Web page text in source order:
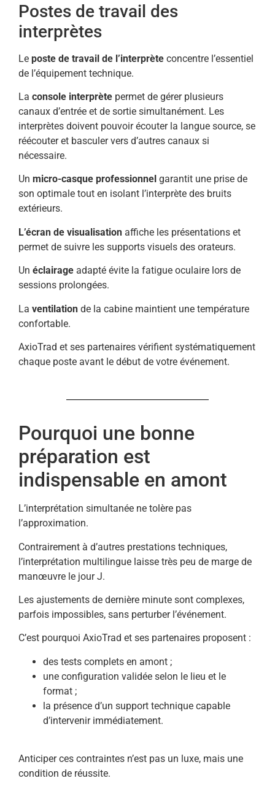
Postes de travail des
interprètes
Le poste de travail de l’interprète concentre l’essentiel
de l’équipement technique.
La console interprète permet de gérer plusieurs
canaux d’entrée et de sortie simultanément. Les
interprètes doivent pouvoir écouter la langue source, se
réécouter et basculer vers d’autres canaux si
nécessaire.
Un micro-casque professionnel garantit une prise de
son optimale tout en isolant l’interprète des bruits
extérieurs.
L’écran de visualisation affiche les présentations et
permet de suivre les supports visuels des orateurs.
Un éclairage adapté évite la fatigue oculaire lors de
sessions prolongées.
La ventilation de la cabine maintient une température
confortable.
AxioTrad et ses partenaires vérifient systématiquement
chaque poste avant le début de votre événement.
Pourquoi une bonne
préparation est
indispensable en amont
L’interprétation simultanée ne tolère pas
l’approximation.
Contrairement à d’autres prestations techniques,
l’interprétation multilingue laisse très peu de marge de
manœuvre le jour J.
Les ajustements de dernière minute sont complexes,
parfois impossibles, sans perturber l’événement.
C’est pourquoi AxioTrad et ses partenaires proposent :
des tests complets en amont ;
une configuration validée selon le lieu et le
format ;
la présence d’un support technique capable
d’intervenir immédiatement.
Anticiper ces contraintes n’est pas un luxe, mais une
condition de réussite.